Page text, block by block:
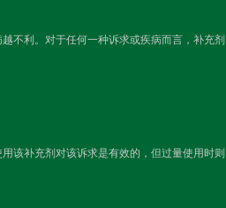
不利。对于任何一种诉求或疾病而言，补充剂
该补充剂对该诉求是有效的，但过量使用时则